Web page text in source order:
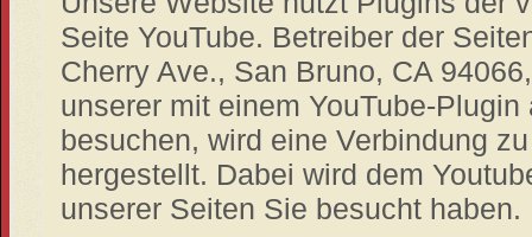
Seite YouTube. Betreiber der
Cherry Ave., San Bruno, CA
unserer mit einem YouTube-
besuchen, wird eine Verbindung
hergestellt. Dabei wird dem
unserer Seiten Sie besucht haben.